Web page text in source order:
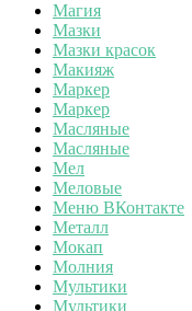
Магия
Мазки
Мазки красок
Макияж
Маркер
Маркер
Масляные
Масляные
Мел
Меловые
Меню ВКонтакте
Металл
Мокап
Молния
Мультики
Мультики